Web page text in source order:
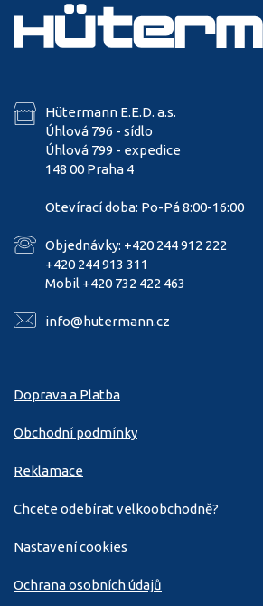
Hütermann E.E.D. a.s.
Úhlová 796 - sídlo
Úhlová 799 - expedice
148 00 Praha 4
Otevírací doba: Po-Pá 8:00-16:00
Objednávky: +420 244 912 222
+420 244 913 311
Mobil +420 732 422 463
info@hutermann.cz
Doprava a Platba
Obchodní podmínky
Reklamace
Chcete odebírat velkoobchodně?
Nastavení cookies
Ochrana osobních údajů